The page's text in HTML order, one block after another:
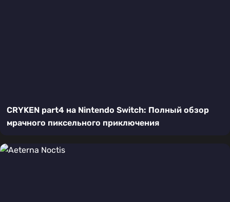
CRYKEN part4 на Nintendo Switch: Полный обзор
мрачного пиксельного приключения